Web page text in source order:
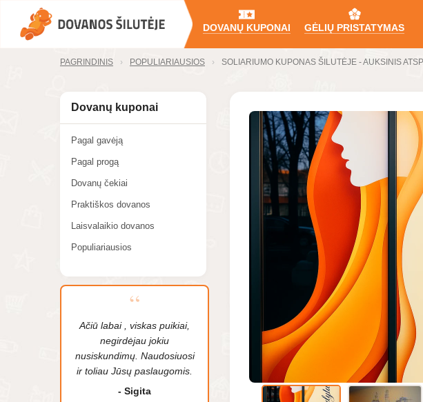
DOVANŲ KUPONAI GĖLIŲ PRISTATYMAS
PAGRINDINIS POPULIARIAUSIOS SOLIARIUMO KUPONAS ŠILUTĖJE - AUKSINIS
Dovanų kuponai
Pagal gavėją
Pagal progą
Dovanų čekiai
Praktiškos dovanos
Laisvalaikio dovanos
Populiariausios
Ačiū labai , viskas puikiai,
negirdėjau jokiu
nusiskundimų. Naudosiuosi
ir toliau Jūsų paslaugomis.
- Sigita